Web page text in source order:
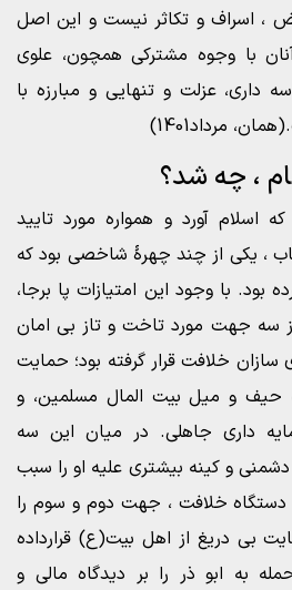
، اسراف و تکاثر نیست و این اصل
با وجوه مشترکی همچون، علوی
داری، عزلت و تنهایی و مبارزه با
مرداد1401)
، چه شد؟
اسلام آورد و همواره مورد تایید
، یکی از چند چهرۀ شاخصی بود که
با وجود این امتیازات پا برجا،
جهت مورد تاخت و تاز بی امان
سازان خلافت قرار گرفته بود؛ حمایت
حیف و میل بیت المال مسلمین، و
داری جاهلی. در میان این سه
و کینه بیشتری علیه او را سبب
دستگاه خلافت ، جهت دوم و سوم را
بی دریغ از اهل بیت(ع) قرارداده
به ابو ذر را بر دیدگاه مالی و